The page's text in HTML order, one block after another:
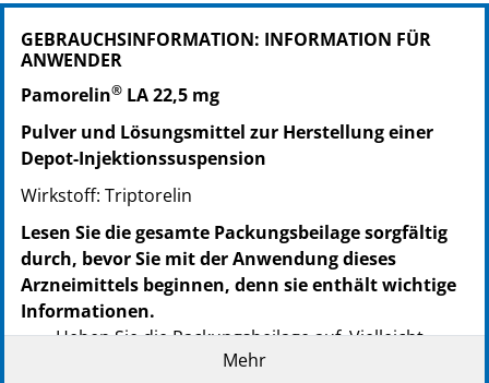
PZN: 01164689
PPN: 110116468948
NTIN: 04150011646899
GEBRAUCHSINFORMATION: INFORMATION FÜR
ANWENDER
Pamorelin® LA 22,5 mg
Pulver und Lösungsmittel zur Herstellung einer
Depot-Injektionssuspension
Wirkstoff: Triptorelin
Lesen Sie die gesamte Packungsbeilage sorgfältig
durch, bevor Sie mit der Anwendung dieses
Arzneimittels beginnen, denn sie enthält wichtige
Informationen.
Heben Sie die Packungsbeilage auf. Vielleicht
möchten Sie diese später nochmals lesen.
Mehr